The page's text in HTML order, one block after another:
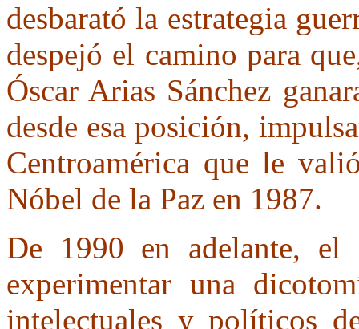
desbarató la estrategia
despejó el camino para
Óscar Arias Sánchez
desde esa posición,
Centroamérica que le
Nóbel de la Paz en 1987.
De 1990 en adelante,
experimentar una
intelectuales y políticos